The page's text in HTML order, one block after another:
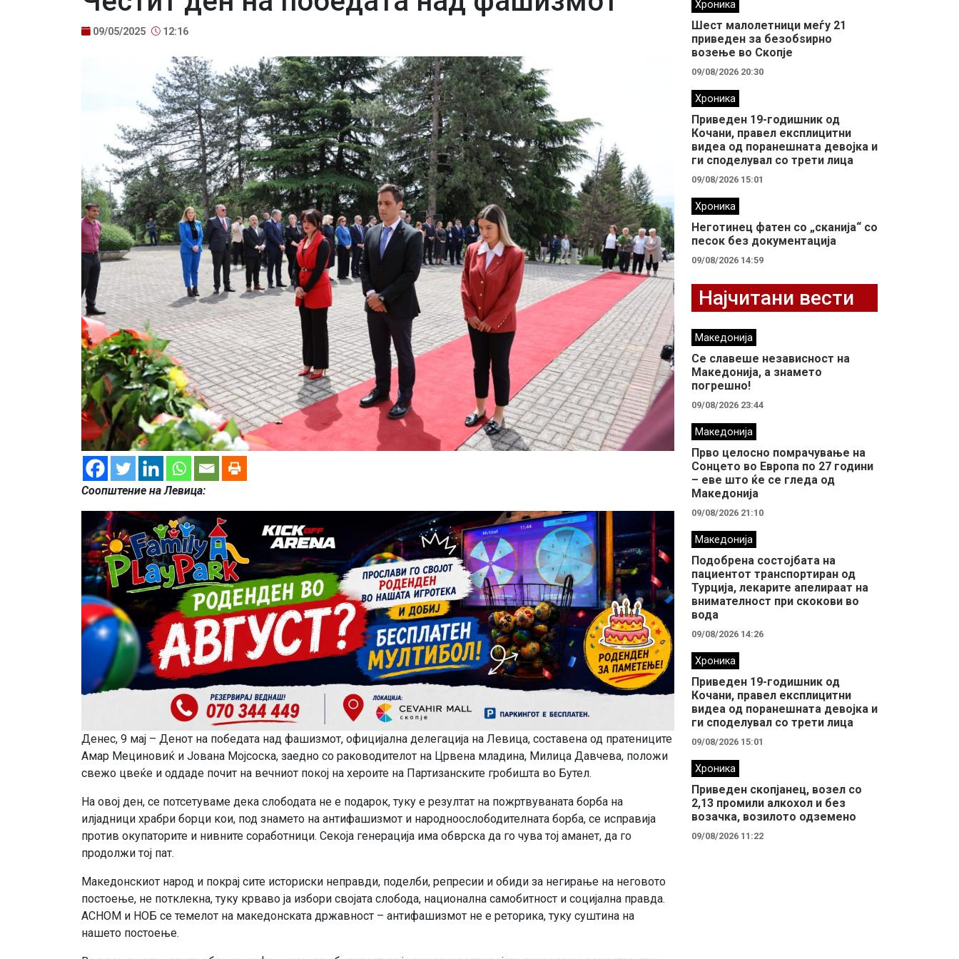
09/05/2025 12:16
Соопштение на Левица:
Денес, 9 мај – Денот на победата над фашизмот, официјална делегација на Левица, составена од пратениците
Амар Мециновиќ и Јована Мојсоска, заедно со раководителот на Црвена младина, Милица Давчева, положи
свежо цвеќе и оддаде почит на вечниот покој на хероите на Партизанските гробишта во Бутел.
На овој ден, се потсетуваме дека слободата не е подарок, туку е резултат на пожртвуваната борба на
илјадници храбри борци кои, под знамето на антифашизмот и народноослободителната борба, се исправија
против окупаторите и нивните соработници. Секоја генерација има обврска да го чува тој аманет, да го
продолжи тој пат.
Македонскиот народ и покрај сите историски неправди, поделби, репресии и обиди за негирање на неговото
постоење, не потклекна, туку крваво ја избори својата слобода, национална самобитност и социјална правда.
АСНОМ и НОБ се темелот на македонската државност – антифашизмот не е реторика, туку суштина на
нашето постоење.
Хроника
Шест малолетници меѓу 21
приведен за безобѕирно
возење во Скопје
09/08/2026 20:30
Хроника
Приведен 19-годишник од
Кочани, правел експлицитни
видеа од поранешната девојка и
ги споделувал со трети лица
09/08/2026 15:01
Хроника
Неготинец фатен со „сканија“ со
песок без документација
09/08/2026 14:59
Најчитани вести
Македонија
Се славеше независност на
Македонија, а знамето
погрешно!
09/08/2026 23:44
Македонија
Прво целосно помрачување на
Сонцето во Европа по 27 години
– еве што ќе се гледа од
Македонија
09/08/2026 21:10
Македонија
Подобрена состојбата на
пациентот транспортиран од
Турција, лекарите апелираат на
внимателност при скокови во
вода
09/08/2026 14:26
Хроника
Приведен 19-годишник од
Кочани, правел експлицитни
видеа од поранешната девојка и
ги споделувал со трети лица
09/08/2026 15:01
Хроника
Приведен скопјанец, возел со
2,13 промили алкохол и без
возачка, возилото одземено
09/08/2026 11:22